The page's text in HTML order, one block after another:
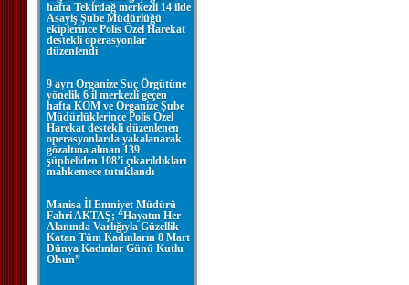
hafta Tekirdağ merkezli 14 ilde
Asayiş Şube Müdürlüğü
ekiplerince Polis Özel Harekat
destekli operasyonlar
düzenlendi
9 ayrı Organize Suç Örgütüne
yönelik 6 il merkezli geçen
hafta KOM ve Organize Şube
Müdürlüklerince Polis Özel
Harekat destekli düzenlenen
operasyonlarda yakalanarak
gözaltına alınan 139
şüpheliden 108’i çıkarıldıkları
mahkemece tutuklandı
Manisa İl Emniyet Müdürü
Fahri AKTAŞ; “Hayatın Her
Alanında Varlığıyla Güzellik
Katan Tüm Kadınların 8 Mart
Dünya Kadınlar Günü Kutlu
Olsun”